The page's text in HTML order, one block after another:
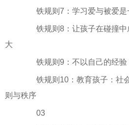
铁规则7：学习爱与被爱是
铁规则8：让孩子在碰撞中
大
铁规则9：不以自己的经验
铁规则10：教育孩子：社
则与秩序
03